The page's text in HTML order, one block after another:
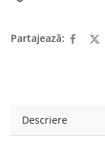
Partajează:
Descriere